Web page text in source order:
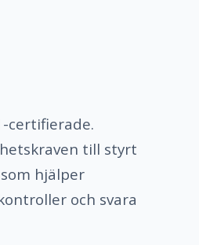
certifierade.
till styrt
hjälper
och svara